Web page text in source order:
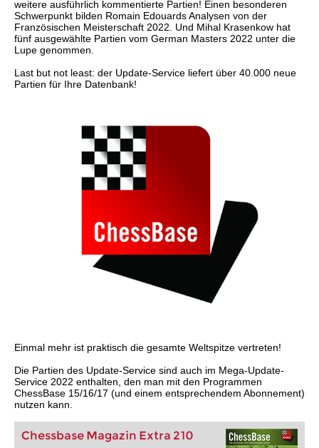
weitere ausführlich kommentierte Partien! Einen besonderen
Schwerpunkt bilden Romain Edouards Analysen von der
Französischen Meisterschaft 2022. Und Mihal Krasenkow hat
fünf ausgewählte Partien vom German Masters 2022 unter die
Lupe genommen.
Last but not least: der Update-Service liefert über 40.000 neue
Partien für Ihre Datenbank!
Einmal mehr ist praktisch die gesamte Weltspitze vertreten!
Die Partien des Update-Service sind auch im Mega-Update-
Service 2022 enthalten, den man mit den Programmen
ChessBase 15/16/17 (und einem entsprechendem Abonnement)
nutzen kann.
Chessbase Magazin Extra 210